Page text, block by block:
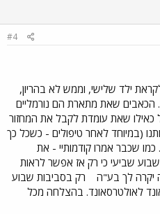
#4
ילד שלישי, וממש לא בהריון,
הכאבים שאת מתארת הם נורמליים
כאילו שאת עומדת לקבל את המחזור
(במיוחד לאחר טיפולים - כשכל כך
שכבר אמרו קודמותיי - את
שביעי כי רק אז אפשר לראות
יקרה לך בע"ה
רק בסביבות שבוע
לאולטרסאונד. בהצלחה מכל